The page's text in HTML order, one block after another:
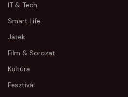
IT & Tech
Smart Life
Játék
Film & Sorozat
Kultúra
Fesztivál